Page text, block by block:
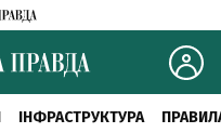
ІНФРАСТРУКТУРА